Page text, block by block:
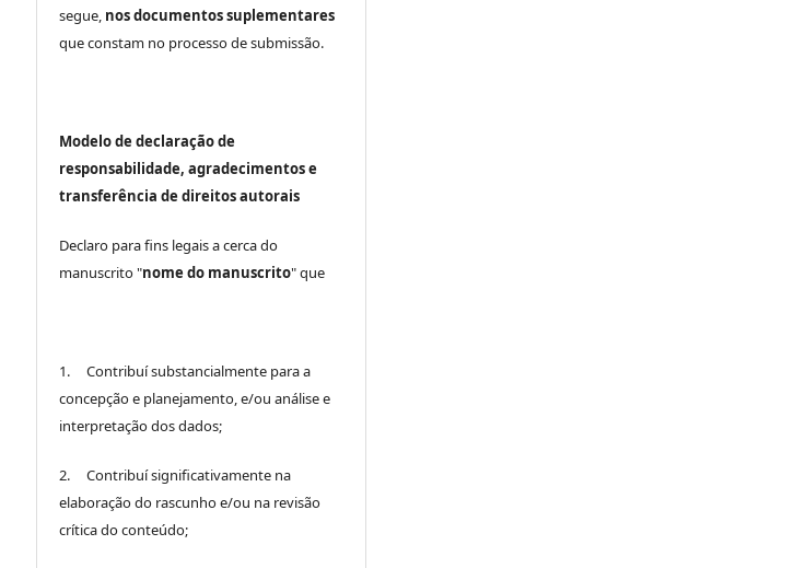
segue, nos documentos suplementares
que constam no processo de submissão.
Modelo de declaração de
responsabilidade, agradecimentos e
transferência de direitos autorais
Declaro para fins legais a cerca do
manuscrito "nome do manuscrito" que
1. Contribuí substancialmente para a
concepção e planejamento, e/ou análise e
interpretação dos dados;
2. Contribuí significativamente na
elaboração do rascunho e/ou na revisão
crítica do conteúdo;